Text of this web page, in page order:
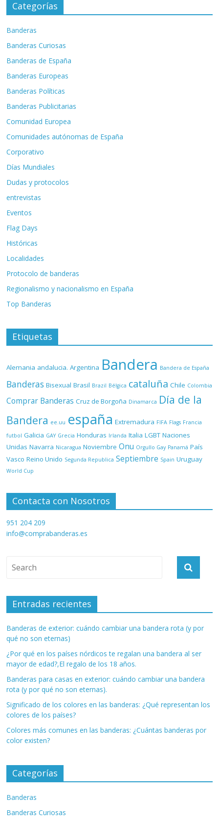
Categorías
Banderas
Banderas Curiosas
Banderas de España
Banderas Europeas
Banderas Políticas
Banderas Publicitarias
Comunidad Europea
Comunidades autónomas de España
Corporativo
Días Mundiales
Dudas y protocolos
entrevistas
Eventos
Flag Days
Históricas
Localidades
Protocolo de banderas
Regionalismo y nacionalismo en España
Top Banderas
Etiquetas
Alemania andalucia. Argentina Bandera Bandera de España
Banderas Bisexual Brasil Brazil Bélgica cataluña Chile Colombia
Comprar Banderas Cruz de Borgoña Dinamarca Día de la
Bandera ee.uu españa Extremadura FIFA Flags Francia
futbol Galicia GAY Grecia Honduras Irlanda Italia LGBT Naciones
Unidas Navarra Nicaragua Noviembre Onu Orgullo Gay Panamá País
Vasco Reino Unido Segunda Republica Septiembre Spain Uruguay
World Cup
Contacta con Nosotros
951 204 209
info@comprabanderas.es
Entradas recientes
Banderas de exterior: cuándo cambiar una bandera rota (y por
qué no son eternas)
¿Por qué en los países nórdicos te regalan una bandera al ser
mayor de edad?,El regalo de los 18 años.
Banderas para casas en exterior: cuándo cambiar una bandera
rota (y por qué no son eternas).
Significado de los colores en las banderas: ¿Qué representan los
colores de los países?
Colores más comunes en las banderas: ¿Cuántas banderas por
color existen?
Categorías
Banderas
Banderas Curiosas